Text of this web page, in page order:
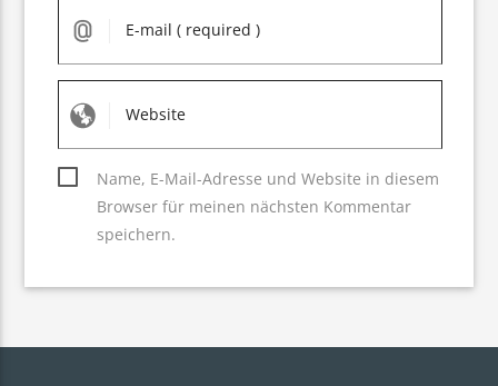
Name, E-Mail-Adresse und Website in diesem
Browser für meinen nächsten Kommentar
speichern.